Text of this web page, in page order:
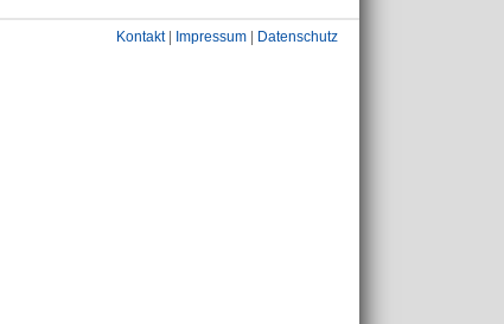
Kontakt| Impressum Datenschutz